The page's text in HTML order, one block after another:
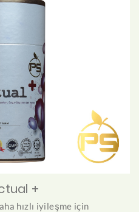
+
hızlı iyileşme için